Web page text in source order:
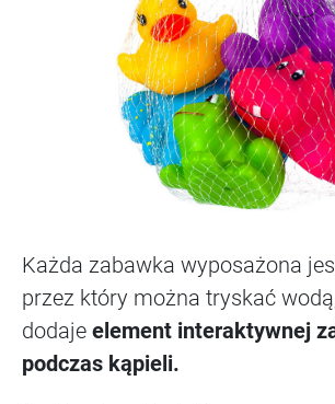
Każda zabawka wyposażona
przez który można tryskać
dodaje element interaktywnej
podczas kąpieli.